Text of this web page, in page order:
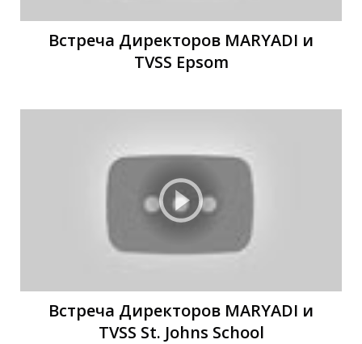
Ы
Ы
Встреча Директоров MARYADI и
TVSS Epsom
Встреча Директоров MARYADI и
TVSS St. Johns School